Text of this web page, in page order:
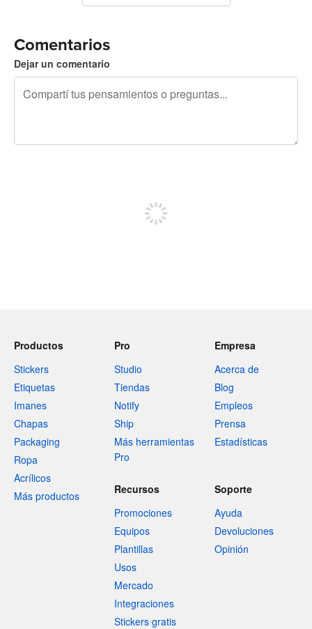
Comentarios
Dejar un comentario
Productos
Stickers
Etiquetas
Imanes
Chapas
Packaging
Ropa
Acrílicos
Más productos
Pro
Studio
Tiendas
Notify
Ship
Más herramientas
Pro
Empresa
Acerca de
Blog
Empleos
Prensa
Estadísticas
Recursos
Promociones
Equipos
Plantillas
Usos
Mercado
Integraciones
Stickers gratis
Soporte
Ayuda
Devoluciones
Opinión